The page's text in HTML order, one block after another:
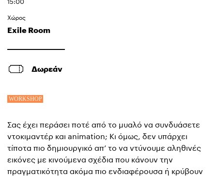
Χώρος
Exile Room
Δωρεάν
Σας έχει περάσει ποτέ από το μυαλό να συνδυάσετε
ντοκιμαντέρ και animation; Κι όμως, δεν υπάρχει
τίποτα πιο δημιουργικό απ’ το να ντύνουμε αληθινές
εικόνες με κινούμενα σχέδια που κάνουν την
πραγματικότητα ακόμα πιο ενδιαφέρουσα ή κρύβουν